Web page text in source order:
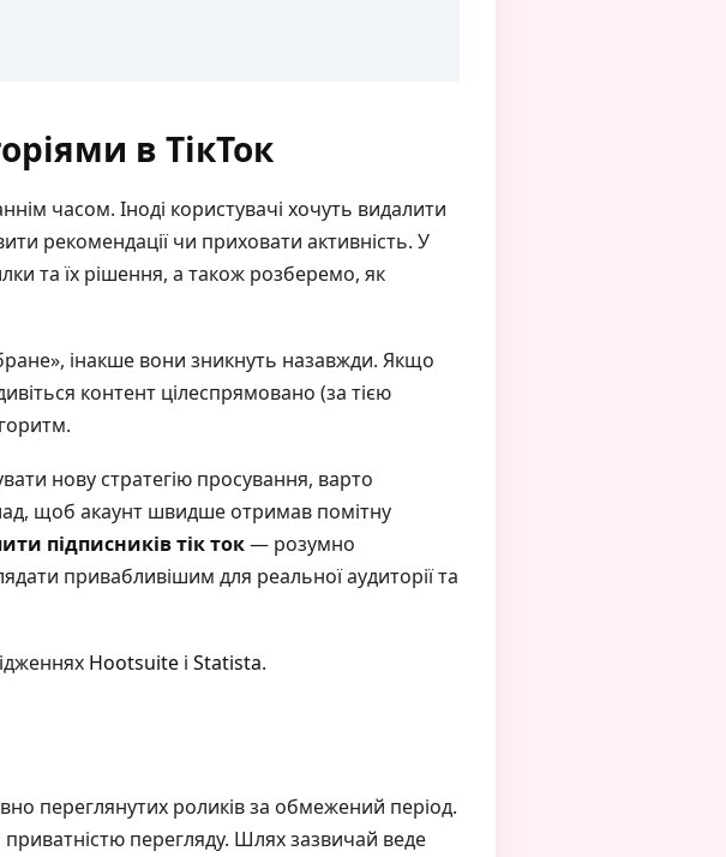
в ТікТок
часом. Іноді користувачі хочуть видалити
рекомендації чи приховати активність. У
та їх рішення, а також розберемо, як
інакше вони зникнуть назавжди. Якщо
контент цілеспрямовано (за тією
нову стратегію просування, варто
щоб акаунт швидше отримав помітну
підписників тік ток— розумно
привабливішим для реальної аудиторії та
Hootsuite і Statista.
переглянутих роликів за обмежений період.
перегляду. Шлях зазвичай веде